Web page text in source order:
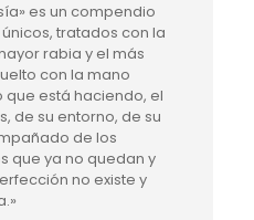
es un compendio
tratados con la
rabia y el más
con la mano
está haciendo, el
de su entorno, de su
de los
que ya no quedan y
no existe y